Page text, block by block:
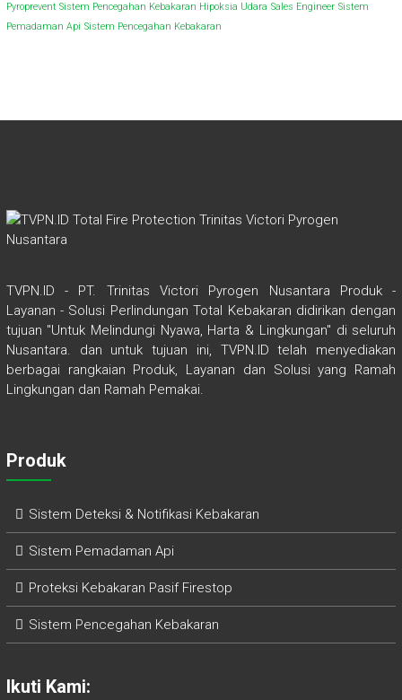
Pyroprevent Sistem Pencegahan Kebakaran Hipoksia Udara Sales Engineer Sistem
Pemadaman Api Sistem Pencegahan Kebakaran
TVPN.ID - PT. Trinitas Victori Pyrogen Nusantara Produk -
Layanan - Solusi Perlindungan Total Kebakaran didirikan dengan
tujuan "Untuk Melindungi Nyawa, Harta & Lingkungan" di seluruh
Nusantara. dan untuk tujuan ini, TVPN.ID telah menyediakan
berbagai rangkaian Produk, Layanan dan Solusi yang Ramah
Lingkungan dan Ramah Pemakai.
Produk
Sistem Deteksi & Notifikasi Kebakaran
Sistem Pemadaman Api
Proteksi Kebakaran Pasif Firestop
Sistem Pencegahan Kebakaran
Ikuti Kami: